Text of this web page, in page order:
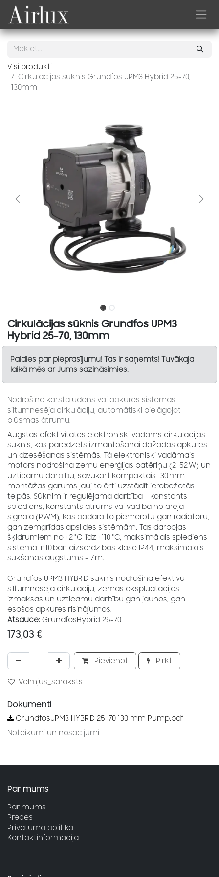
Skip to Content
Visi produkti
Cirkulācijas sūknis Grundfos UPM3 Hybrid 25-70,
130mm
Cirkulācijas sūknis Grundfos UPM3
Hybrid 25-70, 130mm
Paldies par pieprasījumu! Tas ir saņemts! Tuvākaja
laikā mēs ar Jums sazināsimies.
Nodrošina karstā ūdens vai apkures sistēmas
siltumnesēja cirkulāciju, automātiski pielāgojot
plūsmas ātrumu.
Augstas efektivitātes elektroniski vadāms cirkulācijas
sūknis, kas paredzēts izmantošanai dažādās apkures
un dzesēšanas sistēmās. Tā elektroniski vadāmais
motors nodrošina zemu enerģijas patēriņu (2–52 W) un
uzticamu darbību, savukārt kompaktais 130 mm
montāžas garums ļauj to ērti uzstādīt ierobežotās
telpās. Sūknim ir regulējama darbība – konstants
spiediens, konstants ātrums vai vadība no ārēja
signāla (PWM), kas padara to piemērotu gan radiatoru,
gan zemgrīdas apsildes sistēmām. Tas darbojas
šķidrumiem no +2 °C līdz +110 °C, maksimālais spiediens
sistēmā ir 10 bar, aizsardzības klase IP44, maksimālais
sūkšanas augstums – 7 m.
Grundfos UPM3 HYBRID sūknis nodrošina efektīvu
siltumnesēja cirkulāciju, zemas ekspluatācijas
izmaksas un uzticamu darbību gan jaunos, gan
esošos apkures risinājumos.
Atsauce: GrundfosHybrid 25-70
173,03 €
Pievienot Pirkt
Vēlmjus_saraksts
Dokumenti
GrundfosUPM3 HYBRID 25-70 130 mm Pump.pdf
Noteikumi un nosacījumi
Par mums
Par mums
Preces
Privātuma politika
Kontaktinformācija